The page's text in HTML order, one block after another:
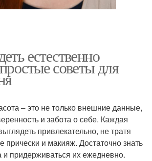
естественно
советы для
– это не только внешние данные,
и забота о себе. Каждая
привлекательно, не тратя
прически и макияж. Достаточно знать
придерживаться их ежедневно.